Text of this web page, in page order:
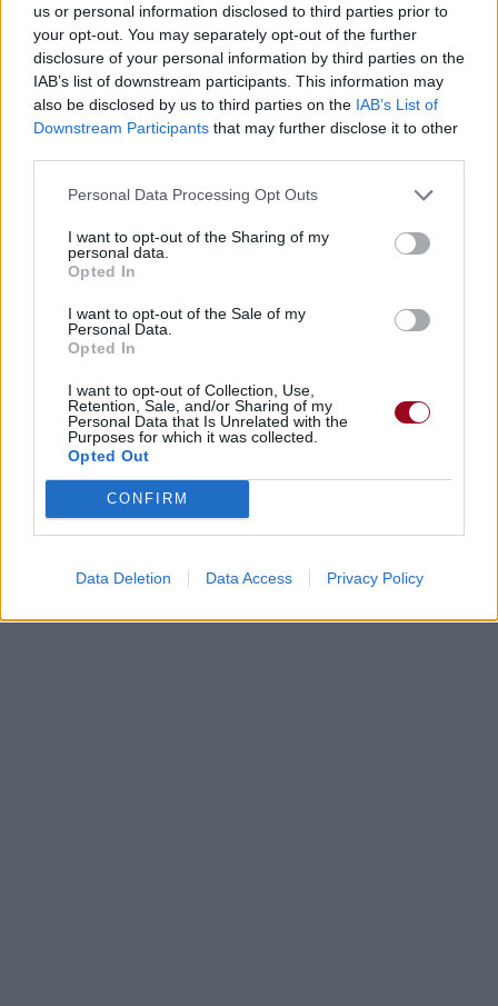
us or personal information disclosed to third parties prior to
your opt-out. You may separately opt-out of the further
disclosure of your personal information by third parties on the
IAB’s list of downstream participants. This information may
also be disclosed by us to third parties on the IAB’s List of
Downstream Participants that may further disclose it to other
Personal Data Processing Opt Outs
I want to opt-out of the Sharing of my
personal data.
Opted In
I want to opt-out of the Sale of my
Personal Data.
Opted In
I want to opt-out of Collection, Use,
Retention, Sale, and/or Sharing of my
Personal Data that Is Unrelated with the
Purposes for which it was collected.
Opted Out
CONFIRM
Data Deletion Data Access Privacy Policy
⇑
Paroles + Traduction Téléchargement
Vidéos
Commentaires
chanson francaise
Dire «merci» pour cette traduction